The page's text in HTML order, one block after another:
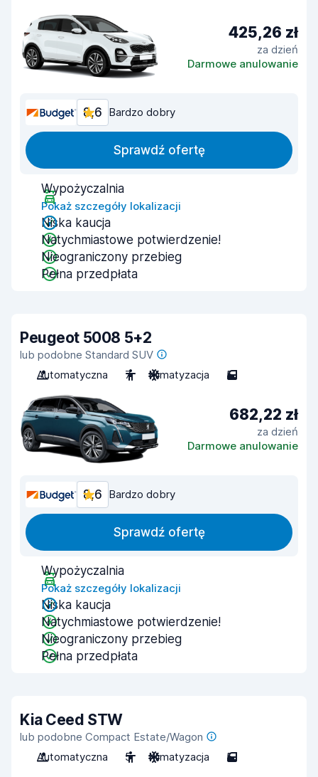
425,26 zł
za dzień
Darmowe anulowanie
8,6 Bardzo dobry
Sprawdź ofertę
Wypożyczalnia
Pokaż szczegóły lokalizacji
Niska kaucja
Natychmiastowe potwierdzenie!
Nieograniczony przebieg
Pełna przedpłata
Peugeot 5008 5+2
lub podobne Standard SUV
Automatyczna
7 Klimatyzacja 5
682,22 zł
za dzień
Darmowe anulowanie
8,6 Bardzo dobry
Sprawdź ofertę
Wypożyczalnia
Pokaż szczegóły lokalizacji
Niska kaucja
Natychmiastowe potwierdzenie!
Nieograniczony przebieg
Pełna przedpłata
Kia Ceed STW
lub podobne Compact Estate/Wagon
Automatyczna
5 Klimatyzacja 5